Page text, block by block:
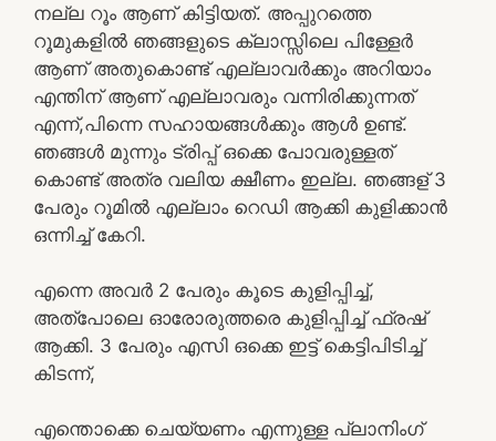
നല്ല റൂം ആണ് കിട്ടിയത്. അപ്പുറത്തെ
റൂമുകളിൽ ഞങ്ങളുടെ ക്ലാസ്സിലെ പിള്ളേർ
ആണ് അതുകൊണ്ട് എല്ലാവർക്കും അറിയാം
എന്തിന് ആണ് എല്ലാവരും വന്നിരിക്കുന്നത്
എന്ന്,പിന്നെ സഹായങ്ങൾക്കും ആൾ ഉണ്ട്.
ഞങ്ങൾ മുന്നും ട്രിപ്പ് ഒക്കെ പോവരുള്ളത്
കൊണ്ട് അത്ര വലിയ ക്ഷീണം ഇല്ല. ഞങ്ങള് 3
പേരും റൂമിൽ എല്ലാം റെഡി ആക്കി കുളിക്കാൻ
ഒന്നിച്ച് കേറി.
എന്നെ അവർ 2 പേരും കൂടെ കുളിപ്പിച്ച്,
അത്പോലെ ഓരോരുത്തരെ കുളിപ്പിച്ച് ഫ്രഷ്
ആക്കി. 3 പേരും എസി ഒക്കെ ഇട്ട് കെട്ടിപിടിച്ച്
കിടന്ന്,
എന്തൊക്കെ ചെയ്യണം എന്നുള്ള പ്ലാനിംഗ്